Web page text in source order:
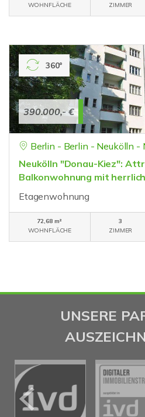
WOHNFLÄCHE
ZIMMER
390.000,- €
360°
Berlin - Berlin - Neukölln -
Neukölln "Donau-Kiez":
Balkonwohnung mit
Etagenwohnung
72,68 m²
WOHNFLÄCHE
3
ZIMMER
UNSERE